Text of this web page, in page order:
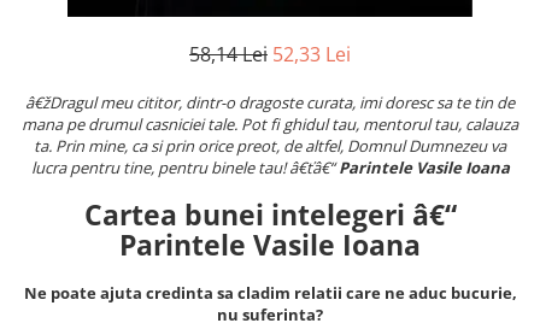
Sanatate
Diete
Gastronomik
MedConnect
Medicina & Farmacie
58,14 Lei 52,33 Lei
â€žDragul meu cititor, dintr-o dragoste curata, imi doresc sa te tin de
mana pe drumul casniciei tale. Pot fi ghidul tau, mentorul tau, calauza
ta. Prin mine, ca si prin orice preot, de altfel, Domnul Dumnezeu va
lucra pentru tine, pentru binele tau! â€ťâ€“Parintele Vasile Ioana
Cartea bunei intelegeri â€“
Parintele Vasile Ioana
Ne poate ajuta credinta sa cladim relatii care ne aduc bucurie,
nu suferinta?